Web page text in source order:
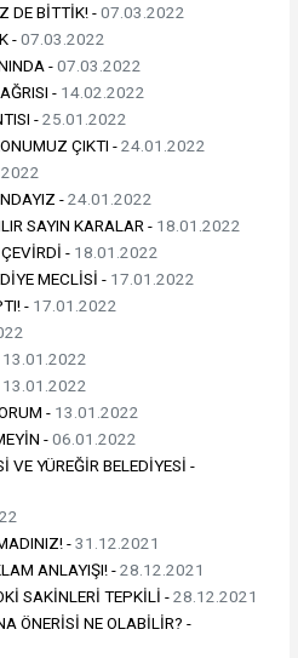
DE BİTTİK! -07.03.2022
-07.03.2022
-07.03.2022
- 14.02.2022
-25.01.2022
ÇIKTI -24.01.2022
-24.01.2022
SAYIN KARALAR - 18.01.2022
- 18.01.2022
MECLİSİ - 17.01.2022
- 17.01.2022
13.01.2022
13.01.2022
- 13.01.2022
-06.01.2022
VE YÜREĞİR BELEDİYESİ -
-31.12.2021
ANLAYIŞI! -28.12.2021
SAKİNLERİ TEPKİLİ -28.12.2021
ÖNERİSİ NE OLABİLİR? -